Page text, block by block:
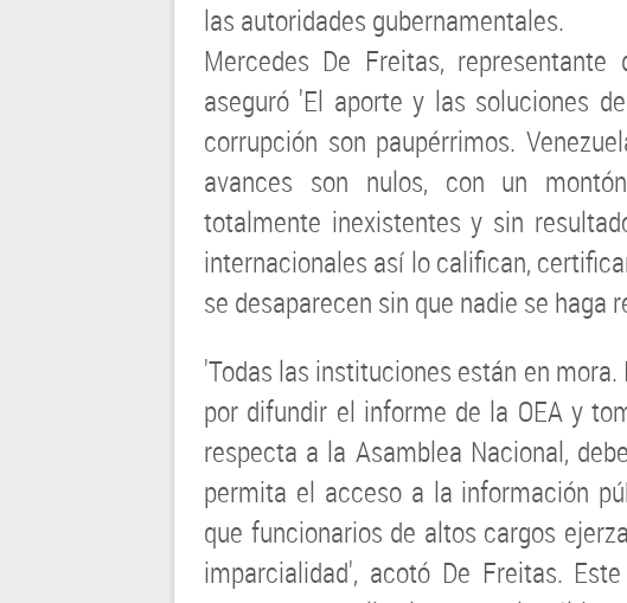
las autoridades gubernamentales.
Mercedes De Freitas, representante
aseguró 'El aporte y las soluciones
corrupción son paupérrimos.
avances son nulos, con un
totalmente inexistentes y sin
internacionales así lo califican,
se desaparecen sin que nadie se haga
'Todas las instituciones están en
por difundir el informe de la OEA y
respecta a la Asamblea Nacional,
permita el acceso a la información
que funcionarios de altos cargos
imparcialidad', acotó De Freitas.